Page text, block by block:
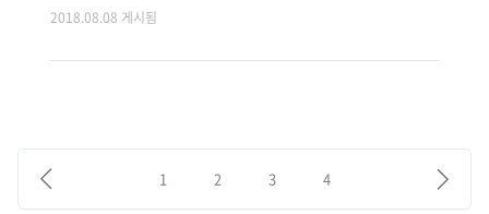
원사업을 준비하시는 클라이언트 분들이 저희 프리모아에도 많이 프로젝
클라이언트분들이 다시 프리모아를 많이 찾아주셨던여름이 었습니다. 정
리스트 k-Startup (https://www.k-startup.go.kr/) 1. 2018 KOIC..
2018.08.08 게시됨
1 2 3 4